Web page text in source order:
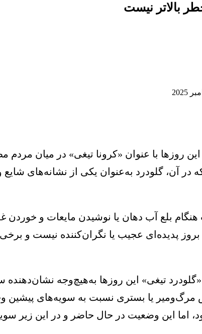
بالاتر نیست
روزها با عنوان «کرونا تیغی» در میان
آن، گلودرد به‌عنوان یکی از نشانه‌های
نوعی از کووید-۱۹، گلودرد ممکن است هنگام بلع آب دهان یا
پدیده‌ای عجیب یا نگران‌کننده نیست و
تیغی» این روزها به‌هیچ‌وجه نشان‌دهنده
یا بستری نسبت به سویه‌های پیشین
اما این وضعیت در حال حاضر و در این زیر